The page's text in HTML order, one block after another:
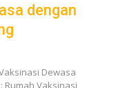
dengan
Dewasa
Rumah Vaksinasi